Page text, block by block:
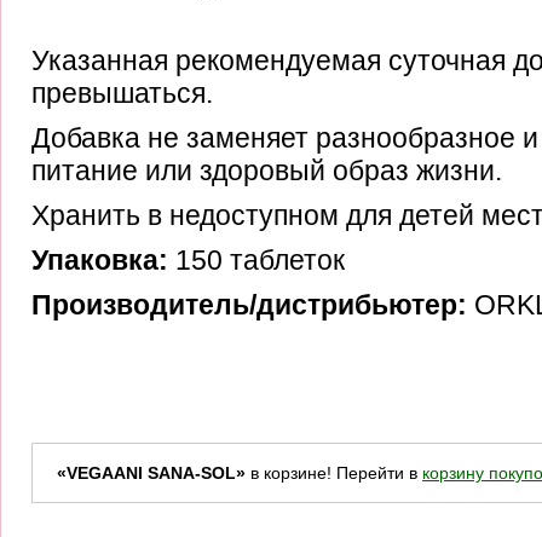
Указанная рекомендуемая суточная
превышаться.
Добавка не заменяет разнообразное
питание или здоровый образ жизни.
Хранить в недоступном для детей
Упаковка: 150 таблеток
Производитель/дистрибьютер:
«VEGAANI SANA-SOL» в корзине! Перейти в корзину